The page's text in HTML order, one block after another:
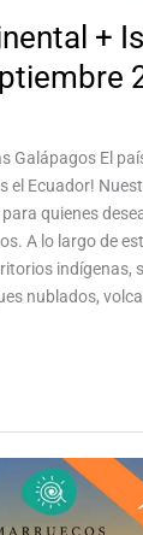
+
Galápagos El
el Ecuador!
quienes
A lo largo de
indígenas,
nublados,